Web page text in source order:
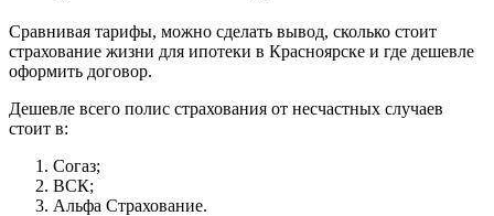
Сравнивая тарифы, можно сделать вывод, сколько стоит
страхование жизни для ипотеки в Красноярске и где дешевле
оформить договор.
Дешевле всего полис страхования от несчастных случаев
стоит в:
Согаз;
ВСК;
Альфа Страхование.